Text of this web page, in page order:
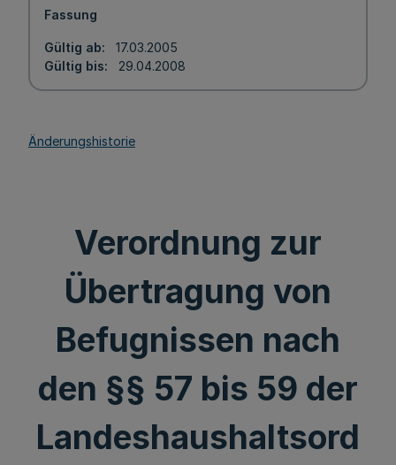
Fassung
Gültig ab
17.03.2005
Gültig bis
29.04.2008
Änderungshistorie
Verordnung zur
Übertragung von
Befugnissen nach
den §§ 57 bis 59 der
Landeshaushaltsord